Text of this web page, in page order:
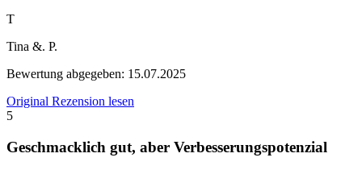
T
Tina &. P.
Bewertung abgegeben: 15.07.2025
Original Rezension lesen
5
Geschmacklich gut, aber Verbesserungspotenzial